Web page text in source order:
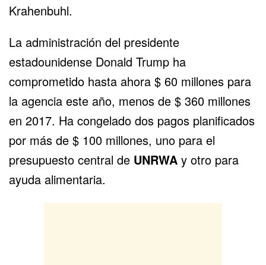
Krahenbuhl.
La administración del presidente
estadounidense Donald Trump ha
comprometido hasta ahora $ 60 millones para
la agencia este año, menos de $ 360 millones
en 2017. Ha congelado dos pagos planificados
por más de $ 100 millones, uno para el
presupuesto central de UNRWA y otro para
ayuda alimentaria.